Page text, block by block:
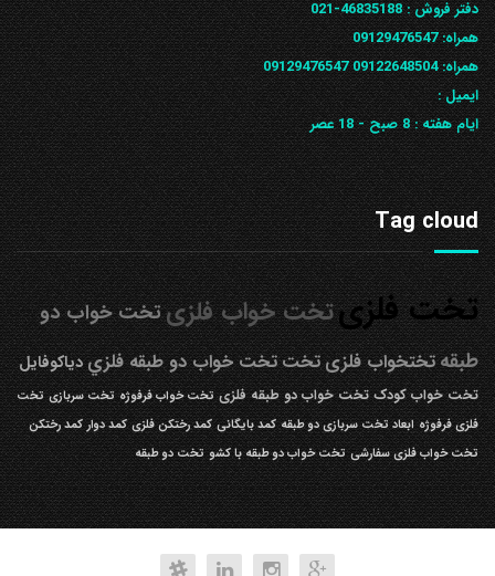
دفتر فروش :46835188-021
همراه:09129476547
همراه: 09122648504
09129476547
ایمیل :
ایام هفته :8 صبح - 18 عصر
Tag cloud
تخت فلزیتخت خواب فلزیتخت خواب دو
طبقه تختخواب فلزیتختتخت خواب دو طبقه فلزيدیاکوفایل
تخت خواب کودک تخت خواب دو طبقه فلزی تخت خواب فرفوژه تخت سربازی تخت
فلزی فرفوژه ابعاد تخت سربازی دو طبقه کمد بایگانی کمد رختکن فلزی کمد دوار کمد رختکن
تخت خواب فلزی سفارشی تخت خواب دو طبقه با کشو تخت دو طبقه